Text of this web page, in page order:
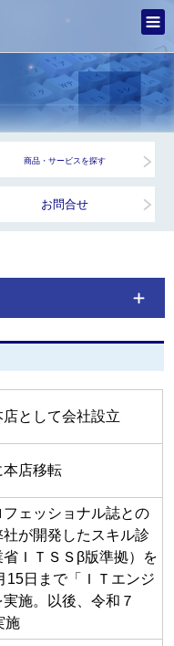
商品・サービスを探す
お問合せ
として会社設立
本店移転
ェッショナル誌との
が開発したスキル診
ＩＴＳＳβ版準拠）を
15日まで「ＩＴエンジ
施。以後、令和７
施